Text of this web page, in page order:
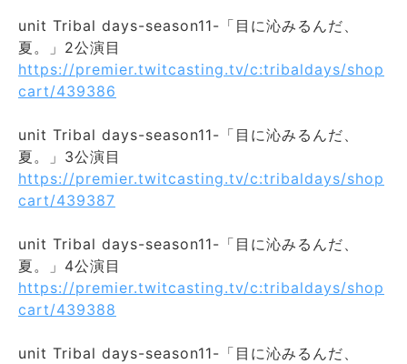
unit Tribal days-season11-「目に沁みるんだ、
夏。」2公演目
https://premier.twitcasting.tv/c:tribaldays/shop
cart/439386
unit Tribal days-season11-「目に沁みるんだ、
夏。」3公演目
https://premier.twitcasting.tv/c:tribaldays/shop
cart/439387
unit Tribal days-season11-「目に沁みるんだ、
夏。」4公演目
https://premier.twitcasting.tv/c:tribaldays/shop
cart/439388
unit Tribal days-season11-「目に沁みるんだ、